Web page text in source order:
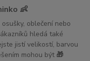
👶
oblečení nebo
hledá také
jistí velikostí, barvou
mohou být 🎁